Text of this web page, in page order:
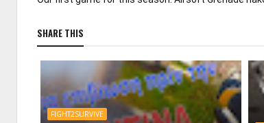
SHARE THIS
FIGHT2SURVIVE